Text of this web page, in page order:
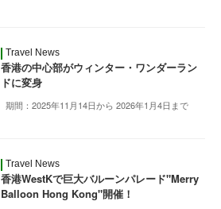
Travel News
香港の中心部がウィンター・ワンダーラン
ドに変身
期間：2025年11月14日から 2026年1月4日まで
Travel News
香港WestKで巨大バルーンパレード"Merry
Balloon Hong Kong"開催！